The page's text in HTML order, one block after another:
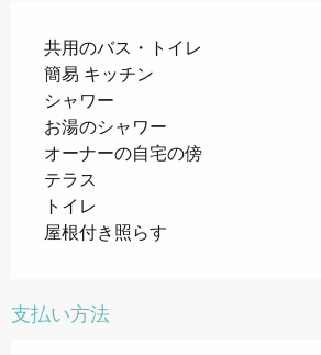
共用のバス・トイレ
簡易 キッチン
シャワー
お湯のシャワー
オーナーの自宅の傍
テラス
トイレ
屋根付き照らす
支払い方法